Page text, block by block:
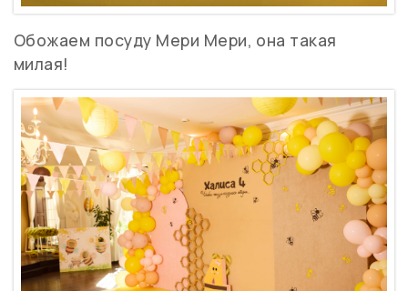
Обожаем посуду Мери Мери, она такая
милая!